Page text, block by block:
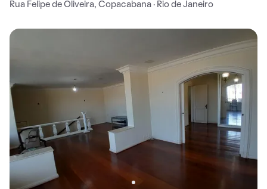
Rua Felipe de Oliveira, Copacabana · Rio de Janeiro